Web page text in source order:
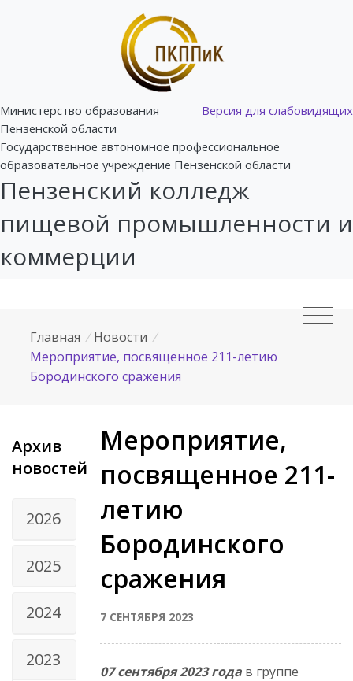
Версия для слабовидящих
Министерство образования
Пензенской области
Государственное автономное профессиональное
образовательное учреждение Пензенской области
Пензенский колледж
пищевой промышленности и
коммерции
Главная / Новости /
Мероприятие, посвященное 211-летию
Бородинского сражения
Архив
новостей
2026
2025
2024
2023
Мероприятие,
посвященное 211-
летию
Бородинского
сражения
7 СЕНТЯБРЯ 2023
07 сентября 2023 года в группе